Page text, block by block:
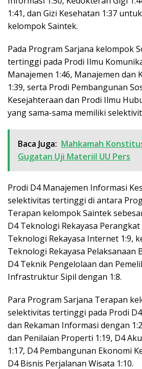
1:41, dan Gizi Kesehatan 1:37
kelompok Saintek.
Pada Program Sarjana kelompok
tertinggi pada Prodi Ilmu
Manajemen 1:46, Manajemen dan
1:39, serta Prodi Pembangunan
Kesejahteraan dan Prodi Ilmu
yang sama-sama memiliki
Baca Juga: Mahkamah
Gugatan Uji Materiil UU Pers
Prodi D4 Manajemen Informasi
selektivitas tertinggi di antara
Terapan kelompok Saintek
D4 Teknologi Rekayasa Perangkat
Teknologi Rekayasa Internet 1:9,
Teknologi Rekayasa Pelaksanaan
D4 Teknik Pengelolaan dan
Infrastruktur Sipil dengan 1:8.
Para Program Sarjana Terapan
selektivitas tertinggi pada Prodi
dan Rekaman Informasi dengan
dan Penilaian Properti 1:19, D4
1:17, D4 Pembangunan Ekonomi
D4 Bisnis Perjalanan Wisata 1:10.